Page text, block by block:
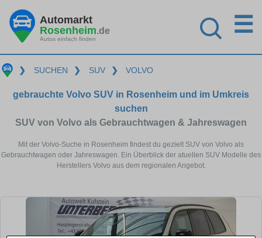
Automarkt
Rosenheim.de
Autos einfach finden
☰
❯ SUCHEN ❯ SUV ❯ VOLVO
gebrauchte Volvo SUV in Rosenheim und im Umkreis
suchen
SUV von Volvo als Gebrauchtwagen & Jahreswagen
Mit der Volvo-Suche in Rosenheim findest du gezielt SUV von Volvo als
Gebrauchtwagen oder Jahreswagen. Ein Überblick der atuellen SUV Modelle des
Herstellers Volvo aus dem regionalen Angebot.